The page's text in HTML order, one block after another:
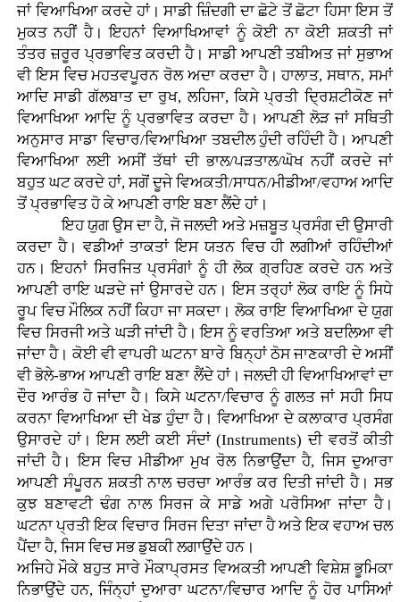
ਜਾਂ ਵਿਆਖਿਆ ਕਰਦੇ ਹਾਂ। ਸਾਡੀ ਜ਼ਿੰਦਗੀ ਦਾ ਛੋਟੇ ਤੋਂ ਛੋਟਾ ਹਿਸਾ ਇਸ ਤੋਂ
ਮੁਕਤ ਨਹੀਂ ਹੈ। ਇਹਨਾਂ ਵਿਆਖਿਆਵਾਂ ਨੂੰ ਕੋਈ ਨਾ ਕੋਈ ਸ਼ਕਤੀ ਜਾਂ
ਤੰਤਰ ਜ਼ਰੂਰ ਪ੍ਰਭਾਵਿਤ ਕਰਦੀ ਹੈ। ਸਾਡੀ ਆਪਣੀ ਤਬੀਅਤ ਜਾਂ ਸੁਭਾਅ
ਵੀ ਇਸ ਵਿਚ ਮਹਤਵਪੂਰਨ ਰੋਲ ਅਦਾ ਕਰਦਾ ਹੈ। ਹਾਲਾਤ, ਸਥਾਨ, ਸਮਾਂ
ਆਦਿ ਸਾਡੀ ਗੱਲਬਾਤ ਦਾ ਰੁਖ, ਲਹਿਜਾ, ਕਿਸੇ ਪ੍ਰਤੀ ਦ੍ਰਿਸ਼ਟੀਕੋਣ ਜਾਂ
ਵਿਆਖਿਆ ਆਦਿ ਨੂੰ ਪ੍ਰਭਾਵਿਤ ਕਰਦਾ ਹੈ। ਆਪਣੀ ਲੋੜ ਜਾਂ ਸਥਿਤੀ
ਅਨੁਸਾਰ ਸਾਡਾ ਵਿਚਾਰ/ਵਿਆਖਿਆ ਤਬਦੀਲ ਹੁੰਦੀ ਰਹਿੰਦੀ ਹੈ। ਆਪਣੀ
ਵਿਆਖਿਆ ਲਈ ਅਸੀਂ ਤੱਥਾਂ ਦੀ ਭਾਲ/ਪੜਤਾਲ/ਘੋਖ ਨਹੀਂ ਕਰਦੇ ਜਾਂ
ਬਹੁਤ ਘਟ ਕਰਦੇ ਹਾਂ, ਸਗੋਂ ਦੂਜੇ ਵਿਅਕਤੀ/ਸਾਧਨ/ਮੀਡੀਆ/ਵਹਾਅ ਆਦਿ
ਤੋਂ ਪ੍ਰਭਾਵਿਤ ਹੋ ਕੇ ਆਪਣੀ ਰਾਇ ਬਣਾ ਲੈਂਦੇ ਹਾਂ।
ਇਹ ਯੁਗ ਉਸ ਦਾ ਹੈ, ਜੋ ਜਲਦੀ ਅਤੇ ਮਜ਼ਬੂਤ ਪ੍ਰਸੰਗ ਦੀ ਉਸਾਰੀ
ਕਰਦਾ ਹੈ। ਵਡੀਆਂ ਤਾਕਤਾਂ ਇਸ ਯਤਨ ਵਿਚ ਹੀ ਲਗੀਆਂ ਰਹਿੰਦੀਆਂ
ਹਨ। ਇਹਨਾਂ ਸਿਰਜਿਤ ਪ੍ਰਸੰਗਾਂ ਨੂੰ ਹੀ ਲੋਕ ਗ੍ਰਹਿਣ ਕਰਦੇ ਹਨ ਅਤੇ
ਆਪਣੀ ਰਾਇ ਘੜਦੇ ਜਾਂ ਉਸਾਰਦੇ ਹਨ। ਇਸ ਤਰ੍ਹਾਂ ਲੋਕ ਰਾਇ ਨੂੰ ਸਿਧੇ
ਰੂਪ ਵਿਚ ਮੌਲਿਕ ਨਹੀਂ ਕਿਹਾ ਜਾ ਸਕਦਾ। ਲੋਕ ਰਾਇ ਵਿਆਖਿਆ ਦੇ ਯੁਗ
ਵਿਚ ਸਿਰਜੀ ਅਤੇ ਘੜੀ ਜਾਂਦੀ ਹੈ। ਇਸ ਨੂੰ ਵਰਤਿਆ ਅਤੇ ਬਦਲਿਆ ਵੀ
ਜਾਂਦਾ ਹੈ। ਕੋਈ ਵੀ ਵਾਪਰੀ ਘਟਨਾ ਬਾਰੇ ਬਿਨ੍ਹਾਂ ਠੋਸ ਜਾਣਕਾਰੀ ਦੇ ਅਸੀਂ
ਵੀ ਭੋਲੇ-ਭਾਅ ਆਪਣੀ ਰਾਇ ਬਣਾ ਲੈਂਦੇ ਹਾਂ। ਜਲਦੀ ਹੀ ਵਿਆਖਿਆਵਾਂ ਦਾ
ਦੌਰ ਆਰੰਭ ਹੋ ਜਾਂਦਾ ਹੈ। ਕਿਸੇ ਘਟਨਾ/ਵਿਚਾਰ ਨੂੰ ਗਲਤ ਜਾਂ ਸਹੀ ਸਿਧ
ਕਰਨਾ ਵਿਆਖਿਆ ਦੀ ਖੇਡ ਹੁੰਦਾ ਹੈ। ਵਿਆਖਿਆ ਦੇ ਕਲਾਕਾਰ ਪ੍ਰਸੰਗ
ਉਸਾਰਦੇ ਹਾਂ। ਇਸ ਲਈ ਕਈ ਸੰਦਾਂ (Instruments) ਦੀ ਵਰਤੋਂ ਕੀਤੀ
ਜਾਂਦੀ ਹੈ। ਇਸ ਵਿਚ ਮੀਡੀਆ ਮੁਖ ਰੋਲ ਨਿਭਾਉਂਦਾ ਹੈ, ਜਿਸ ਦੁਆਰਾ
ਆਪਣੀ ਸੰਪੂਰਨ ਸ਼ਕਤੀ ਨਾਲ ਚਰਚਾ ਆਰੰਭ ਕਰ ਦਿਤੀ ਜਾਂਦੀ ਹੈ। ਸਭ
ਕੁਝ ਬਣਾਵਟੀ ਢੰਗ ਨਾਲ ਸਿਰਜ ਕੇ ਸਾਡੇ ਅਗੇ ਪਰੋਸਿਆ ਜਾਂਦਾ ਹੈ।
ਘਟਨਾ ਪ੍ਰਤੀ ਇਕ ਵਿਚਾਰ ਸਿਰਜ ਦਿਤਾ ਜਾਂਦਾ ਹੈ ਅਤੇ ਇਕ ਵਹਾਅ ਚਲ
ਪੈਂਦਾ ਹੈ, ਜਿਸ ਵਿਚ ਸਭ ਡੁਬਕੀ ਲਗਾਉਂਦੇ ਹਨ।
ਅਜਿਹੇ ਮੌਕੇ ਬਹੁਤ ਸਾਰੇ ਮੌਕਾਪ੍ਰਸਤ ਵਿਅਕਤੀ ਆਪਣੀ ਵਿਸ਼ੇਸ਼ ਭੂਮਿਕਾ
ਨਿਭਾਉਂਦੇ ਹਨ, ਜਿੰਨ੍ਹਾਂ ਦੁਆਰਾ ਘਟਨਾ/ਵਿਚਾਰ ਆਦਿ ਨੂੰ ਹੋਰ ਪਾਸਿਆਂ